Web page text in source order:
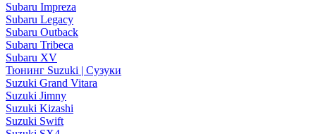
Subaru Impreza
Subaru Legacy
Subaru Outback
Subaru Tribeca
Subaru XV
Тюнинг Suzuki | Сузуки
Suzuki Grand Vitara
Suzuki Jimny
Suzuki Kizashi
Suzuki Swift